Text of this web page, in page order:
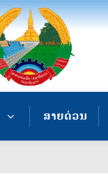
ສາຍດ່ວນ